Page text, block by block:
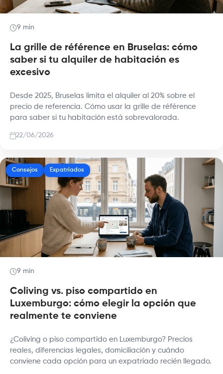
9 min
La grille de référence en Bruselas: cómo
saber si tu alquiler de habitación es
excesivo
Desde 2025, Bruselas limita el alquiler al 20% sobre el
precio de referencia. Cómo usar la grille de référence
para saber si tu habitación está sobrevalorada.
22/06/2026
Consejos Expatriados
9 min
Coliving vs. piso compartido en
Luxemburgo: cómo elegir la opción que
realmente te conviene
¿Coliving o piso compartido en Luxemburgo? Precios
reales, diferencias legales, domiciliación y cuándo
conviene cada opción para un expatriado recién llegado.